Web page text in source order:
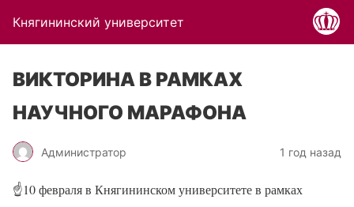
Княгининский университет
ВИКТОРИНА В РАМКАХ
НАУЧНОГО МАРАФОНА
Администратор 1 год назад
☝10 февраля в Княгининском университете в рамках